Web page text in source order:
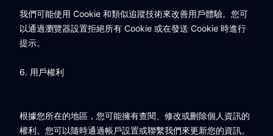
我們可能使用 Cookie 和類似追蹤技術來改善用戶體驗。您可
以通過瀏覽器設置拒絕所有 Cookie 或在發送 Cookie 時進行
提示。
6. 用戶權利
根據您所在的地區，您可能擁有查閱、修改或刪除個人資訊的
權利。您可以隨時通過帳戶設置或聯繫我們來更新您的資訊。